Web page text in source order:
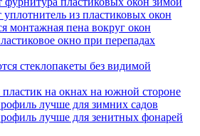
из пластиковых окон
монтажная пена вокруг окон
окно при перепадах
стеклопакеты без видимой
на окнах на южной стороне
лучше для зимних садов
лучше для зенитных фонарей